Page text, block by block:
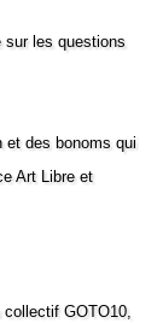
les questions
et des bonoms qui
Art Libre et
collectif GOTO10,